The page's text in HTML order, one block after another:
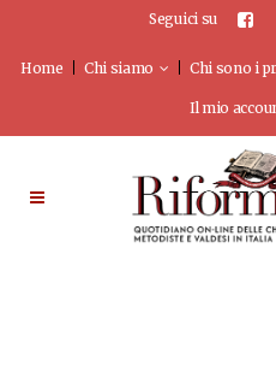
Seguici su
Home Chi siamo Chi sono i
Il mio